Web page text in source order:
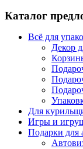
Каталог
Всё для
Декор
Для
Игры и
Подарки для